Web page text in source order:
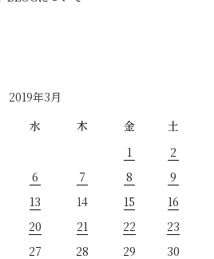
2019年3月
水 木 金
土
1
2
6 7 8
9
13 14 15
16
20 21 22
23
27 28 29
30